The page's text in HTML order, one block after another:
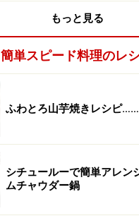
もっと見る
簡単スピード料理のレ
ふわとろ山芋焼きレシピ……
シチュールーで簡単アレン
ムチャウダー鍋